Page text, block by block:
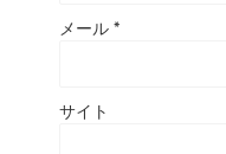
メール *
サイト